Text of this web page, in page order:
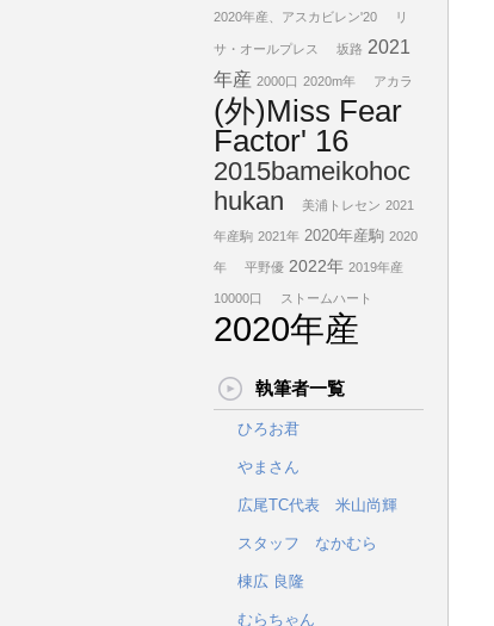
2020年産、アスカビレン'20 リ
サ・オールプレス 坂路 2021
年産 2000口 2020m年 アカラ
(外)Miss Fear
Factor' 16
2015bameikohoc
hukan
美浦トレセン 2021
年産駒 2021年 2020年産駒 2020
年 平野優 2022年 2019年産
10000口 ストームハート
2020年産
執筆者一覧
ひろお君
やまさん
広尾TC代表 米山尚輝
スタッフ なかむら
棟広 良隆
むらちゃん